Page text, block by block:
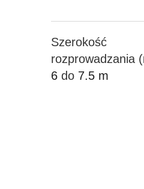
Szerokość
rozprowadzania
6 do 7.5 m